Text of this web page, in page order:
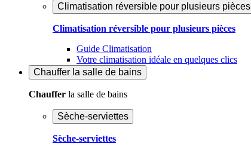
Climatisation réversible pour plusieurs pièces
Climatisation réversible pour plusieurs pièces
Guide Climatisation
Votre climatisation idéale en quelques clics
Chauffer la salle de bains
Chauffer la salle de bains
Sèche-serviettes
Sèche-serviettes